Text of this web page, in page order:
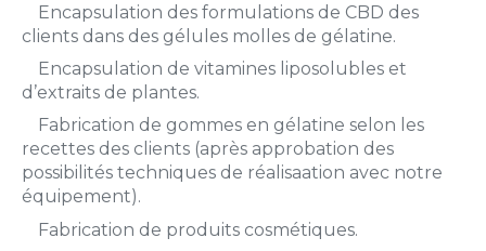
Encapsulation des formulations de CBD des
clients dans des gélules molles de gélatine.
Encapsulation de vitamines liposolubles et
d’extraits de plantes.
Fabrication de gommes en gélatine selon les
recettes des clients (après approbation des
possibilités techniques de réalisaation avec notre
équipement).
Fabrication de produits cosmétiques.